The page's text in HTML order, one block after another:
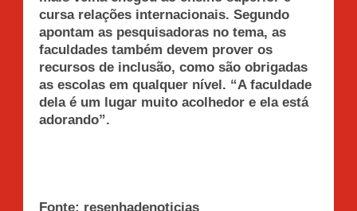
cursa relações internacionais. Segundo
apontam as pesquisadoras no tema, as
faculdades também devem prover os
recursos de inclusão, como são obrigadas
as escolas em qualquer nível. “A faculdade
dela é um lugar muito acolhedor e ela está
adorando”.
Fonte: resenhadenoticias